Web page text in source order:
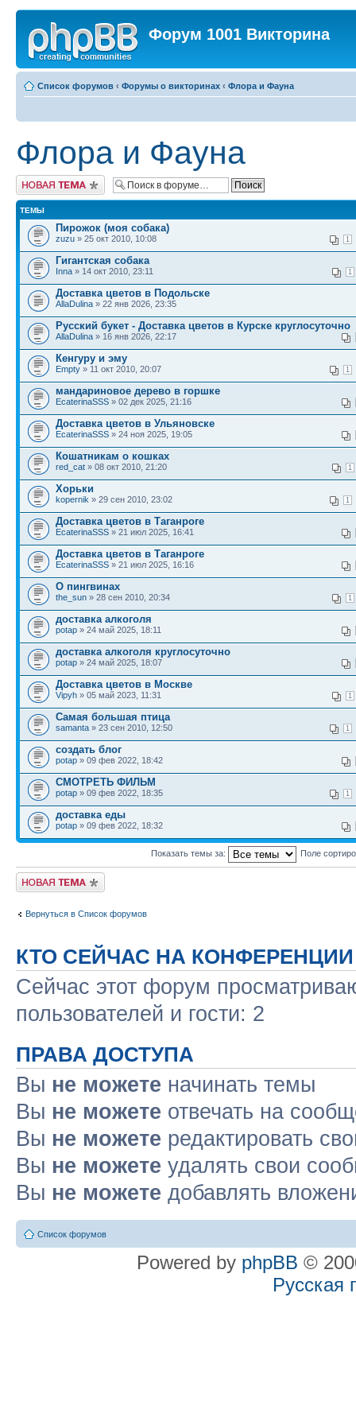
Форум 1001 Викторина
Список форумов ‹ Форумы о викторинах ‹ Флора и Фауна
Флора и Фауна
Новая тема
ТЕМЫ
Пирожок (моя собака)
1
zuzu » 25 окт 2010, 10:08
Гигантская собака
1
Inna » 14 окт 2010, 23:11
Доставка цветов в Подольске
AllaDulina » 22 янв 2026, 23:35
Русский букет - Доставка цветов в Курске круглосуточно
AllaDulina » 16 янв 2026, 22:17
Кенгуру и эму
1
Empty » 11 окт 2010, 20:07
мандариновое дерево в горшке
EcaterinaSSS » 02 дек 2025, 21:16
Доставка цветов в Ульяновске
EcaterinaSSS » 24 ноя 2025, 19:05
Кошатникам о кошках
1
red_cat » 08 окт 2010, 21:20
Хорьки
1
kopernik » 29 сен 2010, 23:02
Доставка цветов в Таганроге
EcaterinaSSS » 21 июл 2025, 16:41
Доставка цветов в Таганроге
EcaterinaSSS » 21 июл 2025, 16:16
О пингвинах
1
the_sun » 28 сен 2010, 20:34
доставка алкоголя
potap » 24 май 2025, 18:11
доставка алкоголя круглосуточно
potap » 24 май 2025, 18:07
Доставка цветов в Москве
1
Vipyh » 05 май 2023, 11:31
Самая большая птица
1
samanta » 23 сен 2010, 12:50
создать блог
potap » 09 фев 2022, 18:42
СМОТРЕТЬ ФИЛЬМ
1
potap » 09 фев 2022, 18:35
доставка еды
potap » 09 фев 2022, 18:32
Показать темы за: Поле
Новая тема
Вернуться в Список форумов
КТО СЕЙЧАС НА КОНФЕРЕНЦИИ
Сейчас этот форум
пользователей и гости: 2
ПРАВА ДОСТУПА
Вы не можете начинать темы
Вы не можете отвечать на
Вы не можете редактировать
Вы не можете удалять свои
Вы не можете добавлять
Список форумов
Powered by phpBB ©
Русская